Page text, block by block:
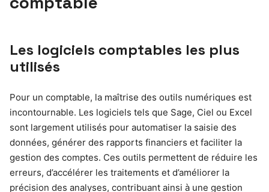
Les logiciels comptables les plus
utilisés
Pour un comptable, la maîtrise des outils numériques est
incontournable. Les logiciels tels que Sage, Ciel ou Excel
sont largement utilisés pour automatiser la saisie des
données, générer des rapports financiers et faciliter la
gestion des comptes. Ces outils permettent de réduire les
erreurs, d’accélérer les traitements et d’améliorer la
précision des analyses, contribuant ainsi à une gestion